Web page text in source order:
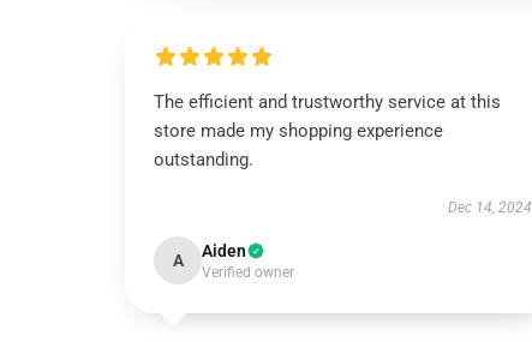
The efficient and trustworthy service at this
store made my shopping experience
outstanding.
Dec 14, 2024
A Aiden
Verified owner